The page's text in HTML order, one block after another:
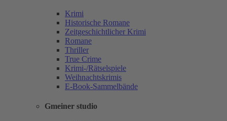
Krimi
Historische Romane
Zeitgeschichtlicher Krimi
Romane
Thriller
True Crime
Krimi-/Rätselspiele
Weihnachtskrimis
E-Book-Sammelbände
Gmeiner studio